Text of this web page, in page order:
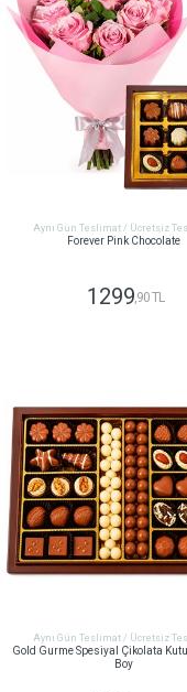
Aynı Gün Teslimat / Ücretsiz
Forever Pink Chocolate
1299,90 TL
Aynı Gün Teslimat / Ücretsiz
Gold Gurme Spesiyal Çikolata
Boy